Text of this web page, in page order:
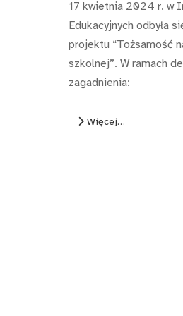
17 kwietnia 2024 r. w
Edukacyjnych odbyła
projektu “Tożsamość
szkolnej”. W ramach
zagadnienia:
Więcej…